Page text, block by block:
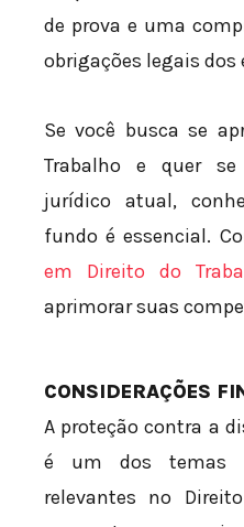
de prova e uma
obrigações legais dos
Se você busca se
Trabalho e quer
jurídico atual,
fundo é essencial.
em Direito do
aprimorar suas
CONSIDERAÇÕES
A proteção contra a
é um dos temas
relevantes no